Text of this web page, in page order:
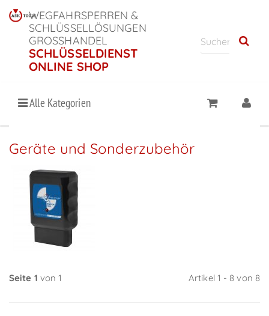
WEGFAHRSPERREN &
SCHLÜSSELLÖSUNGEN
GROSSHANDEL
SCHLÜSSELDIENST
ONLINE SHOP
Alle Kategorien
Geräte und Sonderzubehör
Seite 1 von 1 Artikel 1 - 8 von 8